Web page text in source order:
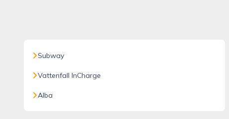
Subway
Vattenfall InCharge
Alba